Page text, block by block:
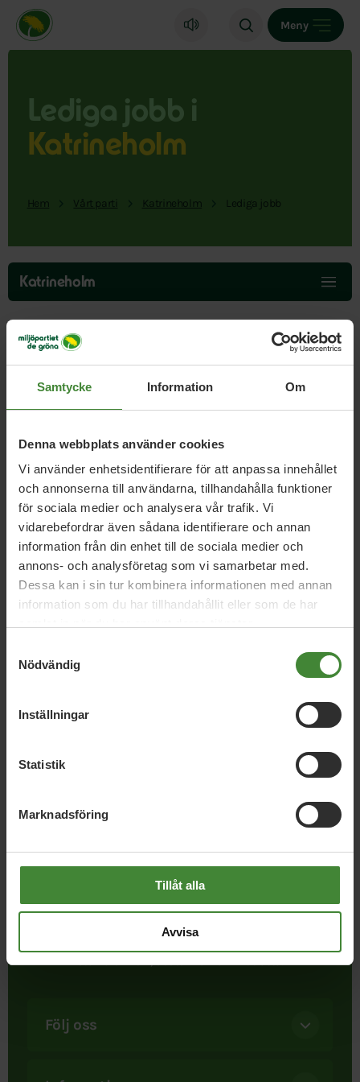
Samtycke Information Om
Denna webbplats använder cookies
Vi använder enhetsidentifierare för att anpassa innehållet
och annonserna till användarna, tillhandahålla funktioner
för sociala medier och analysera vår trafik. Vi
vidarebefordrar även sådana identifierare och annan
information från din enhet till de sociala medier och
annons- och analysföretag som vi samarbetar med.
Dessa kan i sin tur kombinera informationen med annan
information som du har tillhandahållit eller som de har
Nödvändig
Inställningar
Statistik
Marknadsföring
Tillåt alla
Avvisa
Miljöpartiet de gröna, startsida
Meny
Lediga jobb i
Katrineholm
Hem Vårt parti Katrineholm Lediga jobb
Hoppa
över
menyn
Katrineholm
Dela denna sida och hjälp oss
attsprida vårt budskap
I september 1981 bildades Miljöpartiet. Att ett parti satte
miljön främst var helt nytt. Det är det fortfarande. När
starkare vi blir, desto mer kan vi uträtta.
Följ oss